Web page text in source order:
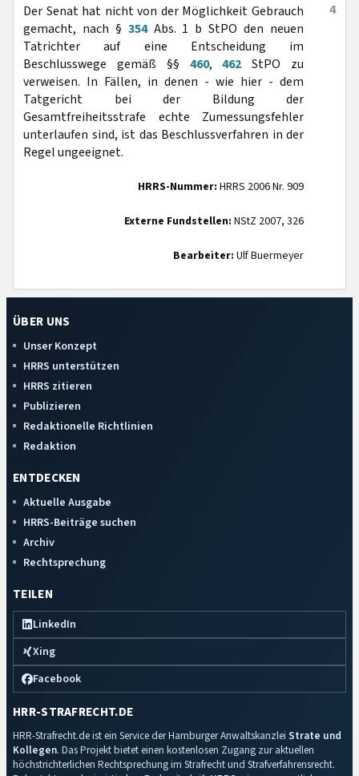
4
Der Senat hat nicht von der Möglichkeit Gebrauch
gemacht, nach § 354Abs. 1 b StPO den neuen
Tatrichter auf eine Entscheidung im
Beschlusswege gemäß §§ 460,462 StPO zu
verweisen. In Fällen, in denen - wie hier - dem
Tatgericht bei der Bildung der
Gesamtfreiheitsstrafe echte Zumessungsfehler
unterlaufen sind, ist das Beschlussverfahren in der
Regel ungeeignet.
HRRS-Nummer: HRRS 2006 Nr. 909
Externe Fundstellen: NStZ 2007, 326
Bearbeiter: Ulf Buermeyer
ÜBER UNS
Unser Konzept
HRRS unterstützen
HRRS zitieren
Publizieren
Redaktionelle Richtlinien
Redaktion
ENTDECKEN
Aktuelle Ausgabe
HRRS-Beiträge suchen
Archiv
Rechtsprechung
TEILEN
LinkedIn
Xing
Facebook
HRR-STRAFRECHT.DE
HRR-Strafrecht.de ist ein Service der Hamburger Anwaltskanzlei Strate und
Kollegen. Das Projekt bietet einen kostenlosen Zugang zur aktuellen
höchstrichterlichen Rechtsprechung im Strafrecht und Strafverfahrensrecht.